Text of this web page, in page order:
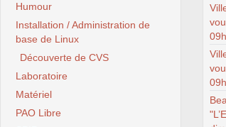
Humour
Installation / Administration de
base de Linux
Découverte de CVS
Laboratoire
Matériel
PAO Libre